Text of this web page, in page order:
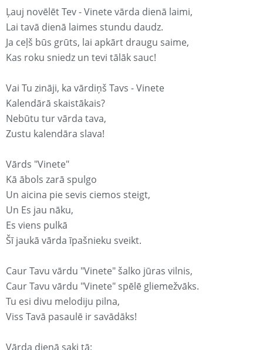
Ļauj novēlēt Tev - Vinete vārda dienā laimi,
Lai tavā dienā laimes stundu daudz.
Ja ceļš būs grūts, lai apkārt draugu saime,
Kas roku sniedz un tevi tālāk sauc!
Vai Tu zināji, ka vārdiņš Tavs - Vinete
Kalendārā skaistākais?
Nebūtu tur vārda tava,
Zustu kalendāra slava!
Vārds "Vinete"
Kā ābols zarā spulgo
Un aicina pie sevis ciemos steigt,
Un Es jau nāku,
Es viens pulkā
Šī jaukā vārda īpašnieku sveikt.
Caur Tavu vārdu "Vinete" šalko jūras vilnis,
Caur Tavu vārdu "Vinete" spēlē gliemežvāks.
Tu esi divu melodiju pilna,
Viss Tavā pasaulē ir savādāks!
Vārda dienā saki tā: